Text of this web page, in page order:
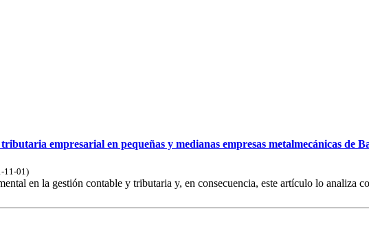
empresarial en pequeñas y medianas empresas metalmecánicas de
11-01)
en la gestión contable y tributaria y, en consecuencia, este artículo lo analiza